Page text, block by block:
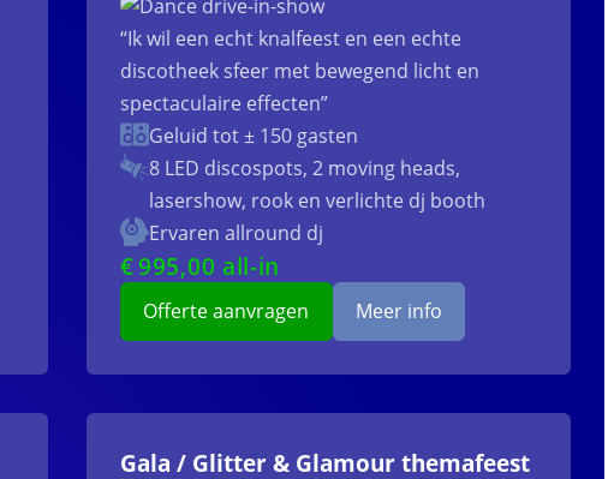
“Ik wil een echt knalfeest en een echte
discotheek sfeer met bewegend licht en
spectaculaire effecten”
Geluid tot ± 150 gasten
8 LED discospots, 2 moving heads,
lasershow, rook en verlichte dj booth
Ervaren allround dj
€995,00 all-in
Offerte aanvragen Meer info
Gala / Glitter & Glamour themafeest